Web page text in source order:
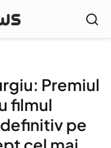
Premiul
filmul
pe